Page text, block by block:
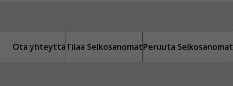
Ota yhteyttäTilaa SelkosanomatPeruuta Selkosanomat